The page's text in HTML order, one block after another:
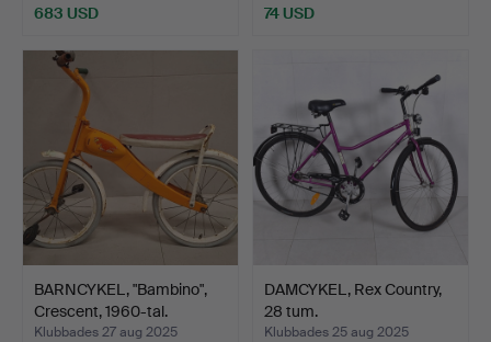
683 USD 74 USD
BARNCYKEL, "Bambino",
Crescent, 1960-tal.
Klubbades 27 aug 2025
DAMCYKEL, Rex Country,
28 tum.
Klubbades 25 aug 2025